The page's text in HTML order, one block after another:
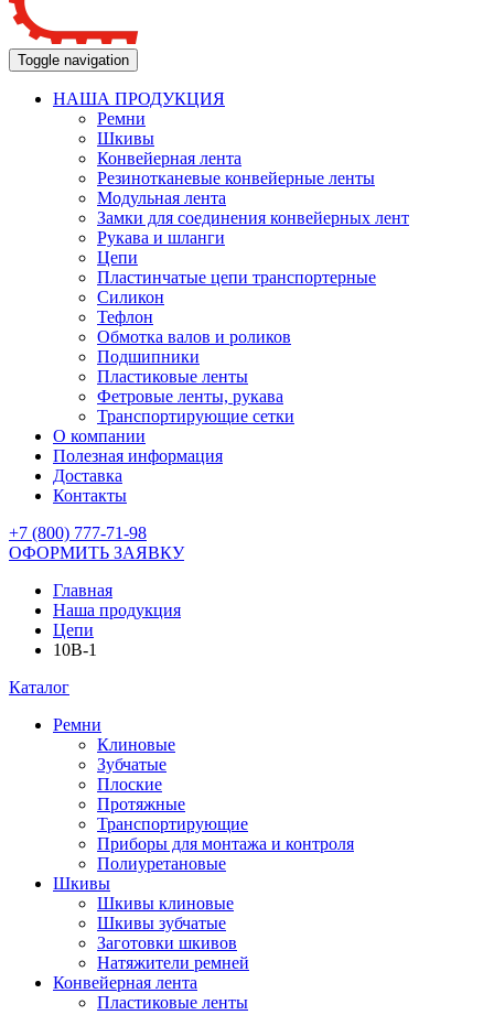
Toggle navigation
НАША ПРОДУКЦИЯ
Ремни
Шкивы
Конвейерная лента
Резинотканевые конвейерные ленты
Модульная лента
Замки для соединения конвейерных лент
Рукава и шланги
Цепи
Пластинчатые цепи транспортерные
Силикон
Тефлон
Обмотка валов и роликов
Подшипники
Пластиковые ленты
Фетровые ленты, рукава
Транспортирующие сетки
О компании
Полезная информация
Доставка
Контакты
+7 (800) 777-71-98
ОФОРМИТЬ ЗАЯВКУ
Главная
Наша продукция
Цепи
10B-1
Каталог
Ремни
Клиновые
Зубчатые
Плоские
Протяжные
Транспортирующие
Приборы для монтажа и контроля
Полиуретановые
Шкивы
Шкивы клиновые
Шкивы зубчатые
Заготовки шкивов
Натяжители ремней
Конвейерная лента
Пластиковые ленты